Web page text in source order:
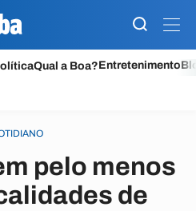
Qual a Boa?Entretenimento
pelo menos
de